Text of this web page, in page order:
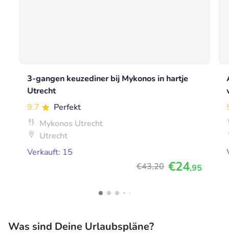
3-gangen keuzediner bij Mykonos in hartje
Utrecht
9.7
Perfekt
Mykonos Utrecht
Utrecht
Verkauft: 15
€43,20 €24,95
Was sind Deine Urlaubspläne?